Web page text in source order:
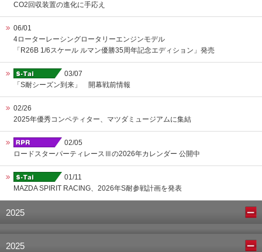
CO2回収装置の進化に手応え
06/01
4ローターレーシングロータリーエンジンモデル
「R26B 1/6スケール ルマン優勝35周年記念エディション」発売
03/07
「S耐シーズン到来」 開幕戦前情報
02/26
2025年優秀コンペティター、マツダミュージアムに集結
02/05
ロードスターパーティレースⅢの2026年カレンダー 公開中
01/11
MAZDA SPIRIT RACING、2026年S耐参戦計画を発表
2025
2025